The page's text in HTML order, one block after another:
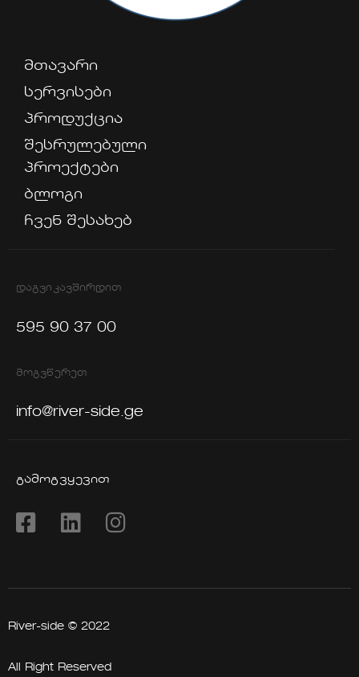
მთავარი
სერვისები
პროდუქცია
შესრულებული
პროექტები
ბლოგი
ჩვენ შესახებ
ᲓᲐᲒᲕᲘᲙᲐᲕᲨᲘᲠᲓᲘᲗ
595 90 37 00
ᲛᲝᲒᲕᲬᲔᲠᲔᲗ
info@river-side.ge
ᲒᲐᲛᲝᲒᲕᲧᲔᲕᲘᲗ
River-side © 2022
All Right Reserved